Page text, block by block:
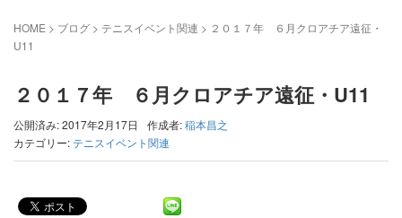
HOME > ブログ > テニスイベント関連 > ２０１７年 ６月クロアチア遠征・
U11
２０１７年 ６月クロアチア遠征・U11
公開済み: 2017年2月17日 作成者:稲本昌之
カテゴリー: テニスイベント関連